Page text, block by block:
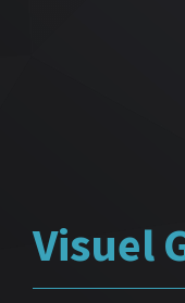
Visuel